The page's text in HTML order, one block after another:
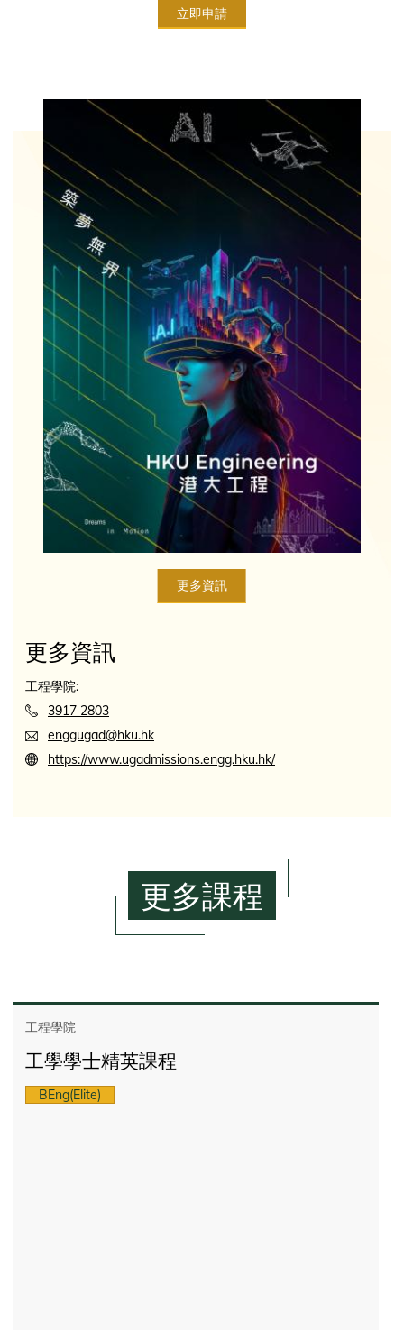
立即申請
更多資訊
更多資訊
工程學院:
3917 2803
enggugad@hku.hk
https://www.ugadmissions.engg.hku.hk/
更多課程
工程學院
工學學士精英課程
BEng(Elite)